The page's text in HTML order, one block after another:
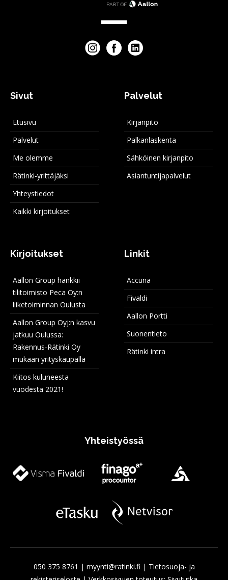
Sivut
Etusivu
Palvelut
Me olemme
Rätinki-yrittäjäksi
Yhteystiedot
Kaikki kirjoitukset
Palvelut
Kirjanpito
Palkanlaskenta
Sähköinen kirjanpito
Asiantuntijapalvelut
Kirjoitukset
Aallon Group hankkii
tilitoimisto Peca Oy:n
liiketoiminnan Oulusta
Aallon Group Oyj:n kasvu
jatkuu Oulussa:
Rakennus-Rätinki Oy
mukaan yrityskaupalla
Kiitos kuluneesta
vuodesta 2021!
Linkit
Accuna
Fivaldi
Aallon Portti
Suonentieto
Rätinki intra
Yhteistyössä
050 375 8761 | myynti@ratinki.fi | Tietosuoja- ja